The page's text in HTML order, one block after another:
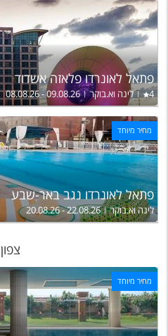
פתאל לאונרדו פלאזה אשדוד
4 לינה וא.בוקר 08.08.26 - 09.08.26
מחיר מיוחד
פתאל לאונרדו נגב באר-שבע
לינה וא.בוקר 20.08.26 - 22.08.26
צפון
מחיר מיוחד